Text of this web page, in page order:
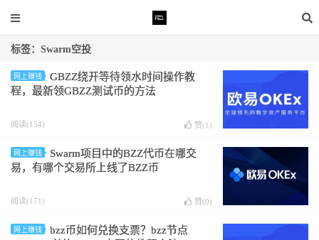
标签：Swarm空投
网上赚钱
GBZZ绕开等待领水时间操作教
程，最新领GBZZ测试币的方法
阅读(154) 赞(1 )
网上赚钱
Swarm项目中的BZZ代币在哪交
易，有哪个交易所上线了BZZ币
阅读(171) 赞(0)
网上赚钱
bzz币如何兑换支票？bzz节点